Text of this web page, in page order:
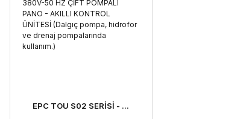
EPC TOU S02 SERİSİ - ...